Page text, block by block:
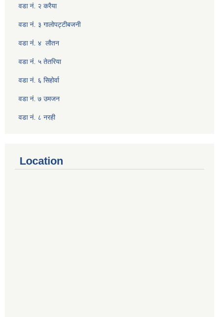
वडा नं. २ करैया
वडा नं. ३ गालाेपट्टीबजनी
वडा नंं. ४ लाैतन
वडा नंं. ५ तेतरिया
वडा नं. ६ सिहाेर्वा
वडा नं. ७ उमजन
वडा नं. ८ नरही
Location